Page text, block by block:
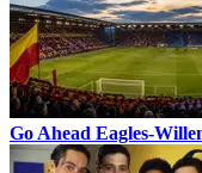
Go Ahead Eagles-